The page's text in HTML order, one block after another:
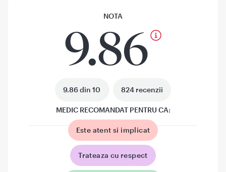
NOTA
9.86
9.86 din 10 824 recenzii
MEDIC RECOMANDAT PENTRU CA:
Este atent si implicat
Trateaza cu respect